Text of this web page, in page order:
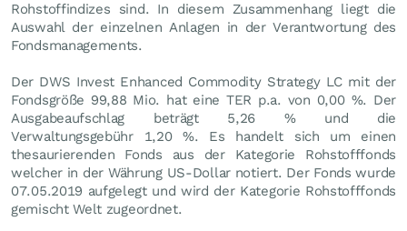
Rohstoffindizes sind. In diesem Zusammenhang liegt die
Auswahl der einzelnen Anlagen in der Verantwortung des
Fondsmanagements.
Der DWS Invest Enhanced Commodity Strategy LC mit der
Fondsgröße 99,88 Mio. hat eine TER p.a. von 0,00 %. Der
Ausgabeaufschlag beträgt 5,26 % und die
Verwaltungsgebühr 1,20 %. Es handelt sich um einen
thesaurierenden Fonds aus der Kategorie Rohstofffonds
welcher in der Währung US-Dollar notiert. Der Fonds wurde
07.05.2019 aufgelegt und wird der Kategorie Rohstofffonds
gemischt Welt zugeordnet.